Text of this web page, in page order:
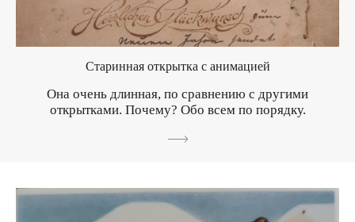
Старинная открытка с анимацией
Она очень длинная, по сравнению с другими
открытками. Почему? Обо всем по порядку.